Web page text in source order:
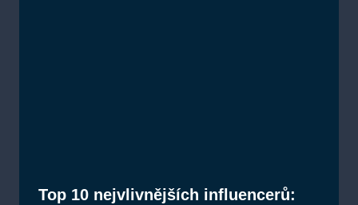
Top 10 nejvlivnějších influencerů: